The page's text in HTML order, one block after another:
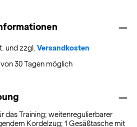
und zzgl. Versandkosten
30 Tagen möglich
das Training; weitenregulierbarer
Kordelzug; 1 Gesäßtasche mit